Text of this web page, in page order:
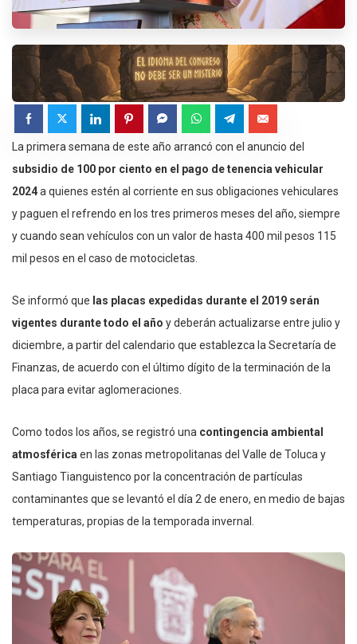
La primera semana de este año arrancó con el anuncio del
subsidio de 100 por ciento en el pago de tenencia vehicular
2024a quienes estén al corriente en sus obligaciones vehiculares
y paguen el refrendo en los tres primeros meses del año, siempre
y cuando sean vehículos con un valor de hasta 400 mil pesos 115
mil pesos en el caso de motocicletas.
Se informó que las placas expedidas durante el 2019 serán
vigentes durante todo el año y deberán actualizarse entre julio y
diciembre, a partir del calendario que establezca la Secretaría de
Finanzas, de acuerdo con el último dígito de la terminación de la
placa para evitar aglomeraciones.
Como todos los años, se registró una contingencia ambiental
atmosféricaen las zonas metropolitanas del Valle de Toluca y
Santiago Tianguistenco por la concentración de partículas
contaminantes que se levantó el día 2 de enero, en medio de bajas
temperaturas, propias de la temporada invernal.